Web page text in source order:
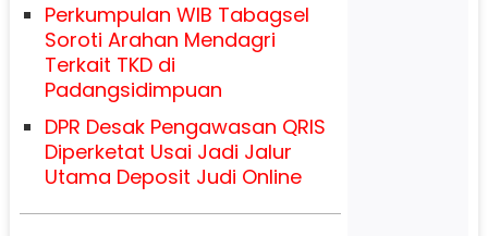
Perkumpulan WIB Tabagsel
Soroti Arahan Mendagri
Terkait TKD di
Padangsidimpuan
DPR Desak Pengawasan QRIS
Diperketat Usai Jadi Jalur
Utama Deposit Judi Online